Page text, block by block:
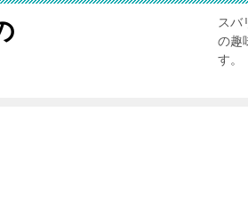
スバ
の趣
す。